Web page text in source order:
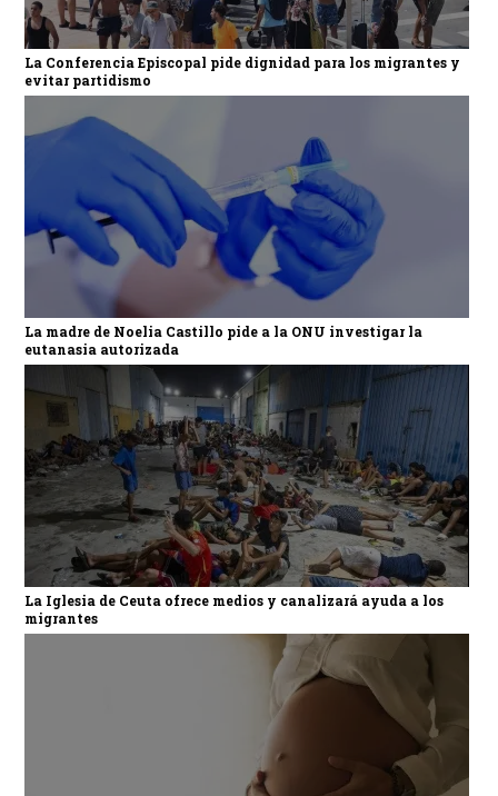
La Conferencia Episcopal pide dignidad para los migrantes y
evitar partidismo
La madre de Noelia Castillo pide a la ONU investigar la
eutanasia autorizada
La Iglesia de Ceuta ofrece medios y canalizará ayuda a los
migrantes